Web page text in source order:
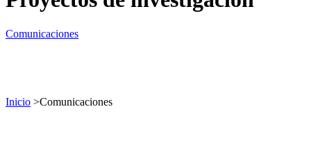
Comunicaciones
Inicio >Comunicaciones